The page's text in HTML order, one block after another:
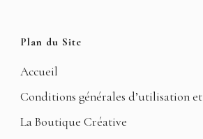
Plan du Site
Accueil
Conditions générales d’utilisation
La Boutique Créative